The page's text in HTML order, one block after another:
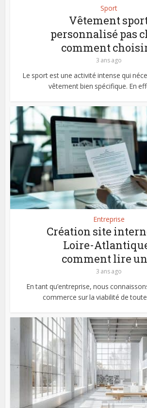
Sport
Vêtement
personnalisé pas
comment
3 ans ago
Le sport est une activité intense qui
vêtement bien spécifique. En
Entreprise
Création site
Loire-
comment lire
3 ans ago
En tant qu’entreprise, nous
commerce sur la viabilité de